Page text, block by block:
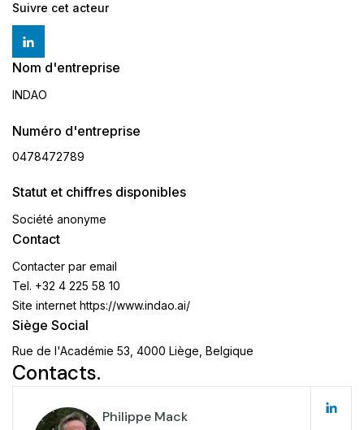
Suivre cet acteur
Nom d'entreprise
INDAO
Numéro d'entreprise
0478472789
Statut et chiffres disponibles
Société anonyme
Contact
Contacter par email
Tel. +32 4 225 58 10
Site internet https://www.indao.ai/
Siège Social
Rue de l'Académie 53, 4000 Liège, Belgique
Contacts.
Philippe Mack